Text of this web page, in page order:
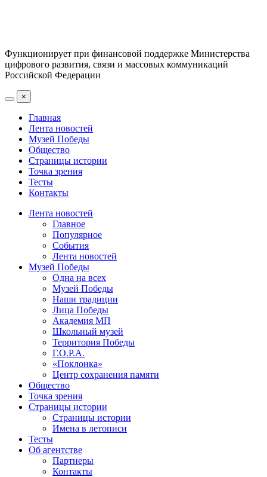
Функционирует при финансовой поддержке Министерства
цифрового развития, связи и массовых коммуникаций
Российской Федерации
×
Главная
Лента новостей
Музей Победы
Общество
Страницы истории
Точка зрения
Тесты
Контакты
Лента новостей
Главное
Популярное
События
Лента новостей
Музей Победы
Одна на всех
Музей Победы
Наши традиции
Лица Победы
Академия МП
Школьный музей
Территория Победы
Г.О.Р.А.
«Поклонка»
Центр сохранения памяти
Общество
Точка зрения
Страницы истории
Страницы истории
Имена в летописи
Тесты
Об агентстве
Партнеры
Контакты